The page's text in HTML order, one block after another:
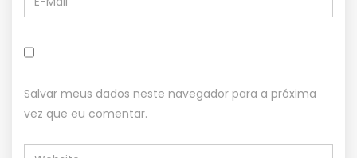
Salvar meus dados neste navegador para a próxima
vez que eu comentar.